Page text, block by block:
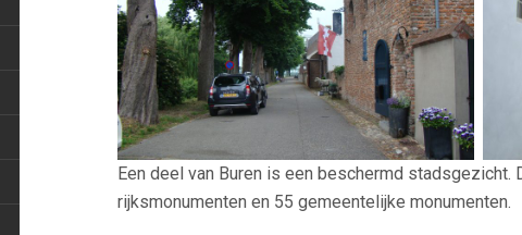
Een deel van Buren is een beschermd stadsgezicht.
rijksmonumenten en 55 gemeentelijke monumenten.